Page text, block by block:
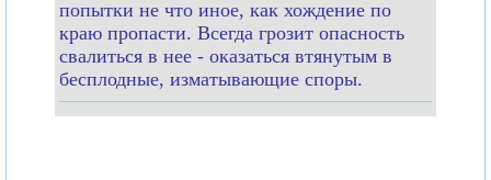
попытки не что иное, как хождение по
краю пропасти. Всегда грозит опасность
свалиться в нее - оказаться втянутым в
бесплодные, изматывающие споры.